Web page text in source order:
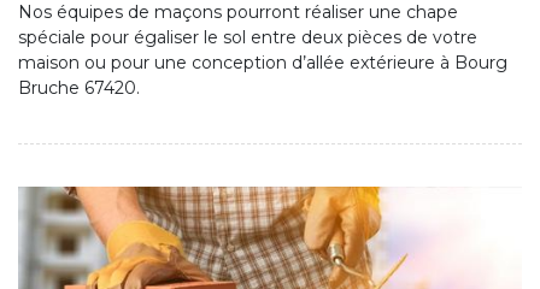
Nos équipes de maçons pourront réaliser une chape
spéciale pour égaliser le sol entre deux pièces de votre
maison ou pour une conception d’allée extérieure à Bourg
Bruche 67420.